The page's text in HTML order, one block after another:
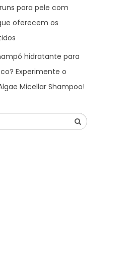
para pele com
oferecem os
hidratante para
Experimente o
Micellar Shampoo!